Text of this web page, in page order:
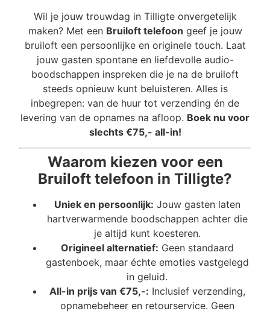
Wil je jouw trouwdag in Tilligte onvergetelijk
maken? Met een Bruiloft telefoon geef je jouw
bruiloft een persoonlijke en originele touch. Laat
jouw gasten spontane en liefdevolle audio-
boodschappen inspreken die je na de bruiloft
steeds opnieuw kunt beluisteren. Alles is
inbegrepen: van de huur tot verzending én de
levering van de opnames na afloop. Boek nu voor
slechts €75,- all-in!
Waarom kiezen voor een
Bruiloft telefoon in Tilligte?
Uniek en persoonlijk: Jouw gasten laten
hartverwarmende boodschappen achter die
je altijd kunt koesteren.
Origineel alternatief: Geen standaard
gastenboek, maar échte emoties vastgelegd
in geluid.
All-in prijs van €75,-: Inclusief verzending,
opnamebeheer en retourservice. Geen